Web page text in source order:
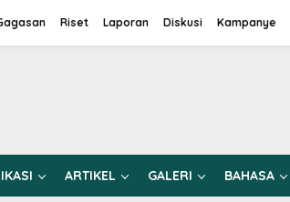
Riset Laporan Diskusi Kampanye
ARTIKEL GALERI BAHASA